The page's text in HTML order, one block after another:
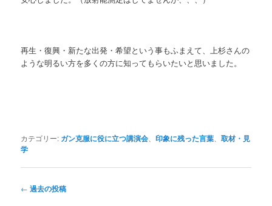
再生・復興・新たな出発・希望という事もふまえて、上杉さんの
ような明るい方を多くの方に知ってもらいたいと思いました。
カテゴリー: ガン克服に役に立つ講演会 、印象に残った言葉 、取材・見
学
投
← 過去の投稿